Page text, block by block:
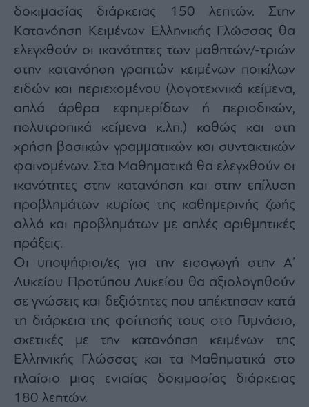
Monocle
Media
Lab
Mononews100
Εγγραφείτε
στο
Newsletter
του
mononews.gr
By
submitting
email,
you
agree
to
Terms
Privacy
Notice.
You
can
opt
out
δοκιμασίας διάρκειας 150 λεπτών. Στην
Κατανόηση Κειμένων Ελληνικής Γλώσσας θα
ελεγχθούν οι ικανότητες των μαθητών/-τριών
στην κατανόηση γραπτών κειμένων ποικίλων
ειδών και περιεχομένου (λογοτεχνικά κείμενα,
απλά άρθρα εφημερίδων ή περιοδικών,
πολυτροπικά κείμενα κ.λπ.) καθώς και στη
χρήση βασικών γραμματικών και συντακτικών
φαινομένων. Στα Μαθηματικά θα ελεγχθούν οι
ικανότητες στην κατανόηση και στην επίλυση
προβλημάτων κυρίως της καθημερινής ζωής
αλλά και προβλημάτων με απλές αριθμητικές
πράξεις.
Οι υποψήφιοι/ες για την εισαγωγή στην Α’
Λυκείου Προτύπου Λυκείου θα αξιολογηθούν
σε γνώσεις και δεξιότητες που απέκτησαν κατά
τη διάρκεια της φοίτησής τους στο Γυμνάσιο,
σχετικές με την κατανόηση κειμένων της
Ελληνικής Γλώσσας και τα Μαθηματικά στο
πλαίσιο μιας ενιαίας δοκιμασίας διάρκειας
180 λεπτών.